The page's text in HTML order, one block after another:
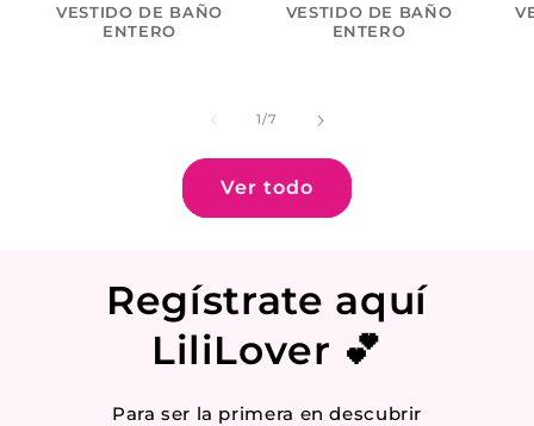
VESTIDO DE BAÑO
ENTERO
VESTIDO DE BAÑO
ENTERO
1/de
7
Ver todo
Regístrate aquí
LiliLover 💕
Para ser la primera en descubrir